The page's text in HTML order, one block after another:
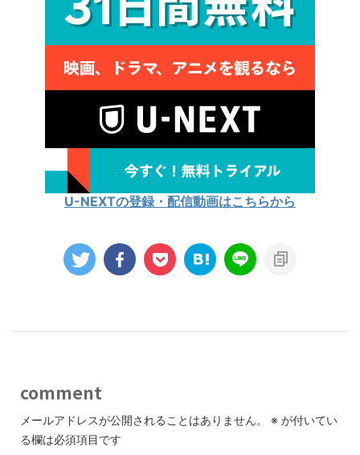
U-NEXTの登録・配信動画はこちらから
comment
メールアドレスが公開されることはありません。 ※ が付いてい
る欄は必須項目です